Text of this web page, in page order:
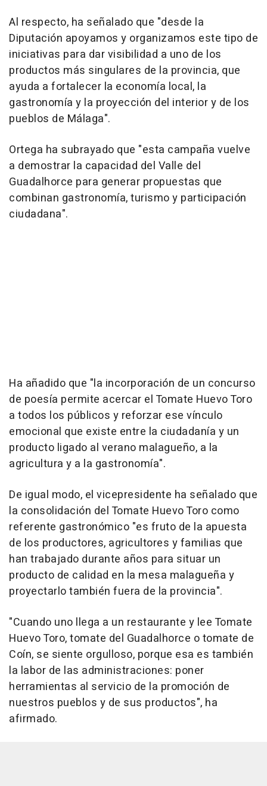
Al respecto, ha señalado que "desde la
Diputación apoyamos y organizamos este tipo de
iniciativas para dar visibilidad a uno de los
productos más singulares de la provincia, que
ayuda a fortalecer la economía local, la
gastronomía y la proyección del interior y de los
pueblos de Málaga".
Ortega ha subrayado que "esta campaña vuelve
a demostrar la capacidad del Valle del
Guadalhorce para generar propuestas que
combinan gastronomía, turismo y participación
ciudadana".
Ha añadido que "la incorporación de un concurso
de poesía permite acercar el Tomate Huevo Toro
a todos los públicos y reforzar ese vínculo
emocional que existe entre la ciudadanía y un
producto ligado al verano malagueño, a la
agricultura y a la gastronomía".
De igual modo, el vicepresidente ha señalado que
la consolidación del Tomate Huevo Toro como
referente gastronómico "es fruto de la apuesta
de los productores, agricultores y familias que
han trabajado durante años para situar un
producto de calidad en la mesa malagueña y
proyectarlo también fuera de la provincia".
"Cuando uno llega a un restaurante y lee Tomate
Huevo Toro, tomate del Guadalhorce o tomate de
Coín, se siente orgulloso, porque esa es también
la labor de las administraciones: poner
herramientas al servicio de la promoción de
nuestros pueblos y de sus productos", ha
afirmado.